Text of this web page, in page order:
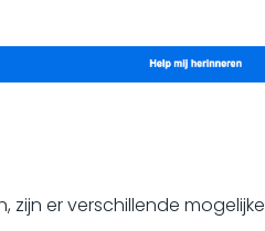
er verschillende mogelijke